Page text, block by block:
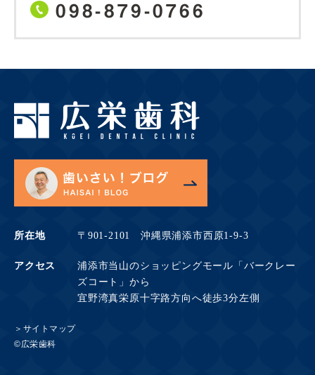
098-879-0766
所在地 〒901-2101 沖縄県浦添市西原1-9-3
アクセス
浦添市当山のショッピングモール「バークレー
ズコート」から
宜野湾真栄原十字路方向へ徒歩3分左側
＞サイトマップ
©広栄歯科